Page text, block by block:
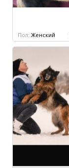
Пол: Женский